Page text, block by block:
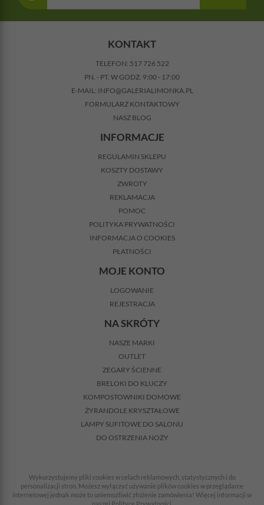
KONTAKT
TELEFON: 517 726 522
PN. - PT. W GODZ. 9:00 - 17:00
E-MAIL: INFO@GALERIALIMONKA.PL
FORMULARZ KONTAKTOWY
NASZ BLOG
INFORMACJE
REGULAMIN SKLEPU
KOSZTY DOSTAWY
ZWROTY
REKLAMACJA
POMOC
POLITYKA PRYWATNOŚCI
INFORMACJA O COOKIES
PŁATNOŚCI
MOJE KONTO
LOGOWANIE
REJESTRACJA
NA SKRÓTY
NASZE MARKI
OUTLET
ZEGARY ŚCIENNE
BRELOKI DO KLUCZY
KOMPOSTOWNIKI DOMOWE
ŻYRANDOLE KRYSZTAŁOWE
LAMPY SUFITOWE DO SALONU
DO OSTRZENIA NOŻY
Wykorzystujemy pliki cookies w celach reklamowych, statystycznych i do
personalizacji stron. Możesz wyłączyć używanie plików cookies w przeglądarce
internetowej jednak może to uniemożliwić złożenie zamówienia! Więcej informacji w